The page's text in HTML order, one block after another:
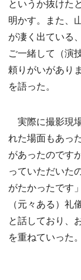
というか抜けた
明かす。また、
が凄く出ている
ご一緒して（演
頼りがいがあり
を語った。
実際に撮影現
れた場面もあっ
があったのです
っていただいた
がたかったです
（元々ある）礼
と話しており、
を重ねていった。